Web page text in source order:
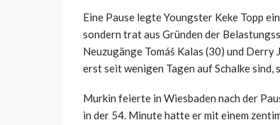
Eine Pause legte Youngster Keke Topp
sondern trat aus Gründen der
Neuzugänge Tomáš Kalas (30) und
erst seit wenigen Tagen auf Schalke
Murkin feierte in Wiesbaden nach der
in der 54. Minute hatte er mit einem